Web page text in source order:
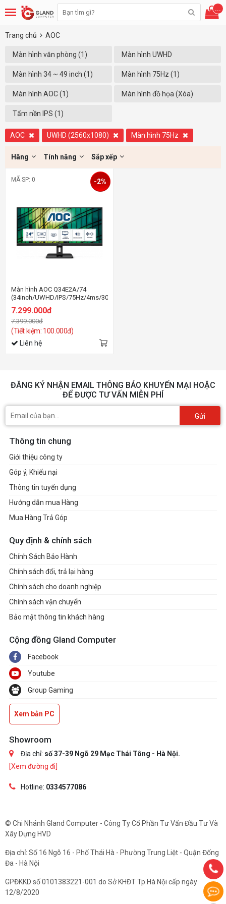
...
Trang chủ AOC
Màn hình văn phòng (1) Màn hình UWHD
(2560X1080) (1)
Màn hình 34 ~ 49 inch (1) Màn hình 75Hz (1)
Màn hình AOC (1) Màn hình đồ họa (Xóa)
Tấm nền IPS (1)
AOC UWHD (2560x1080) Màn hình 75Hz
Hãng Tính năng Sắp xếp
MÃ SP: 0
Màn hình AOC Q34E2A/74
(34inch/UWHD/IPS/75Hz/4ms/300nits/HDMI+DP/Loa)
7.299.000đ
7.399.000đ
(Tiết kiệm: 100.000đ)
-2%
Liên hệ
ĐĂNG KÝ NHẬN EMAIL THÔNG BÁO KHUYẾN MẠI HOẶC
ĐỂ ĐƯỢC TƯ VẤN MIỄN PHÍ
Gửi
Thông tin chung
Giới thiệu công ty
Góp ý, Khiếu nại
Thông tin tuyển dụng
Hướng dẫn mua Hàng
Mua Hàng Trả Góp
Quy định & chính sách
Chính Sách Bảo Hành
Chính sách đổi, trả lại hàng
Chính sách cho doanh nghiệp
Chính sách vận chuyển
Bảo mật thông tin khách hàng
Cộng đồng Gland Computer
Facebook
Youtube
Group Gaming
Xem bản PC
Showroom
Địa chỉ: số 37-39 Ngõ 29 Mạc Thái Tông - Hà Nội.
[Xem đường đi]
Hotline: 0334577086
© Chi Nhánh Gland Computer - Công Ty Cổ Phần Tư Vấn Đầu Tư Và
Xây Dựng HVD
Địa chỉ: Số 16 Ngõ 16 - Phố Thái Hà - Phường Trung Liệt - Quận Đống
Đa - Hà Nội
GPĐKKD số 0101383221-001 do Sở KHĐT Tp.Hà Nội cấp ngày
12/8/2020